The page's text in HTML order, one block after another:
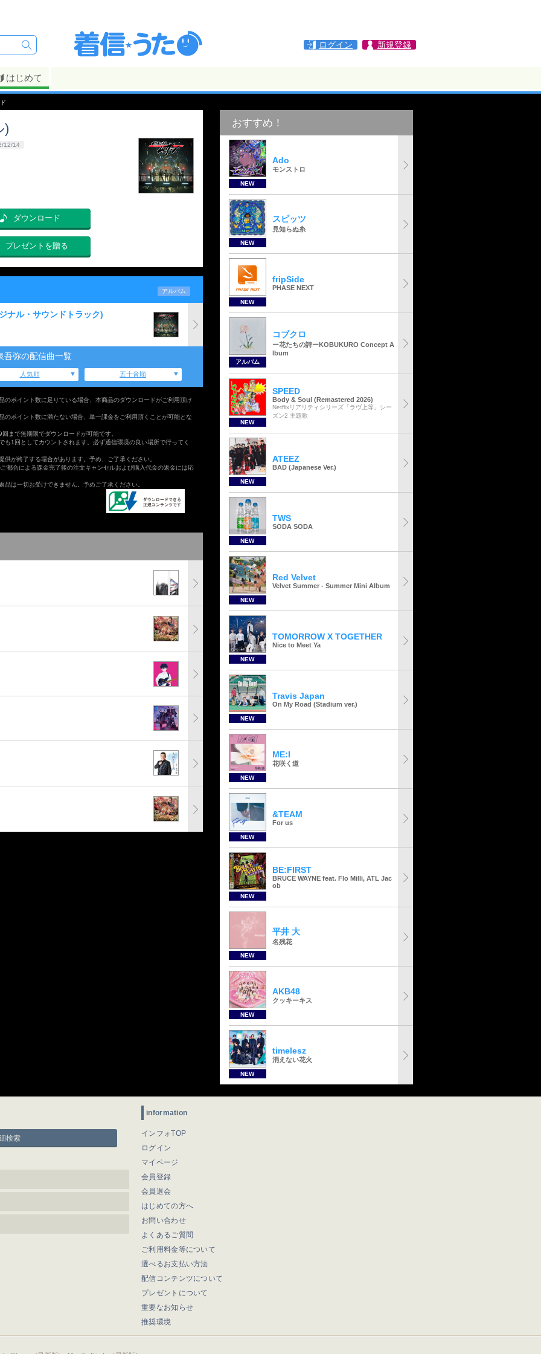
ログイン 新規登録
はじめて
)
12/14
ダウンロード
プレゼントを贈る
アルバム
ナル・サウンドトラック)
吾弥の配信曲一覧
人気順 五十音順
ポイント数に足りている場合、本商品のダウンロードがご利用頂け
ポイント数に満たない場合、単一課金をご利用頂くことが可能とな
まで無期限でダウンロードが可能です。
1回としてカウントされます。必ず通信環境の良い場所で行ってく
が終了する場合があります。予め、ご了承ください。
都合による課金完了後の注文キャンセルおよび購入代金の返金には応
は一切お受けできません。予めご了承ください。
おすすめ！
NEW
Ado
モンストロ
NEW
スピッツ
見知らぬ糸
NEW
fripSide
PHASE NEXT
アルバム
コブクロ
ー花たちの詩ーKOBUKURO Concept A
lbum
NEW
SPEED
Body & Soul (Remastered 2026)
Netflixリアリティシリーズ「ラヴ上等」シー
ズン2 主題歌
NEW
ATEEZ
BAD (Japanese Ver.)
NEW
TWS
SODA SODA
NEW
Red Velvet
Velvet Summer - Summer Mini Album
NEW
TOMORROW X TOGETHER
Nice to Meet Ya
NEW
Travis Japan
On My Road (Stadium ver.)
NEW
ME:I
花咲く道
NEW
&TEAM
For us
NEW
BE:FIRST
BRUCE WAYNE feat. Flo Milli, ATL Jac
ob
NEW
平井 大
名残花
NEW
AKB48
クッキーキス
NEW
timelesz
消えない花火
検索
information
インフォTOP
ログイン
マイページ
会員登録
会員退会
はじめての方へ
お問い合わせ
よくあるご質問
ご利用料金等について
選べるお支払い方法
配信コンテンツについて
プレゼントについて
重要なお知らせ
推奨環境